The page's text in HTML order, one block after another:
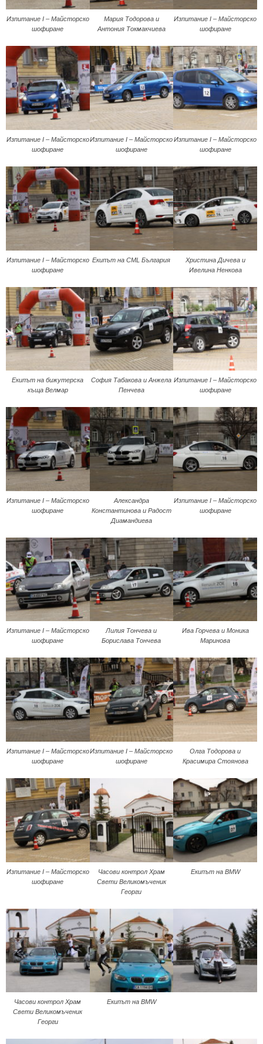
Изпитание I – Майсторско
шофиране
Мария Тодорова и
Антония Токмакчиева
Изпитание I – Майсторско
шофиране
Изпитание I – Майсторско
шофиране
Изпитание I – Майсторско
шофиране
Изпитание I – Майсторско
шофиране
Изпитание I – Майсторско
шофиране
Екипът на CML България
Христина Дичева и
Ивелина Ненкова
Екипът на бижутерска
къща Велмар
София Табакова и Анжела
Пенчева
Изпитание I – Майсторско
шофиране
Изпитание I – Майсторско
шофиране
Александра
Константинова и Радост
Диамандиева
Изпитание I – Майсторско
шофиране
Изпитание I – Майсторско
шофиране
Лилия Тончева и
Борислава Тончева
Ива Горчева и Моника
Маринова
Изпитание I – Майсторско
шофиране
Изпитание I – Майсторско
шофиране
Олга Тодорова и
Красимира Стоянова
Изпитание I – Майсторско
шофиране
Часови контрол Храм
Свети Великомъченик
Георги
Екипът на BMW
Часови контрол Храм
Свети Великомъченик
Георги
Екипът на BMW